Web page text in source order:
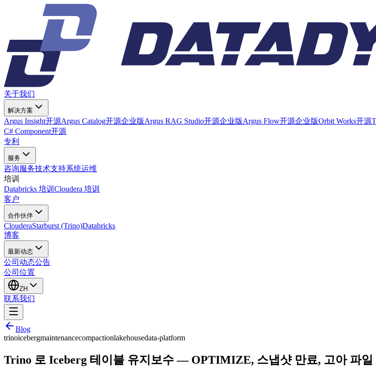
关于我们
解决方案
Argus Insight开源Argus Catalog开源企业版Argus RAG Studio开源企业版Argus Flow开源企业版Orbit Works开源
C# Component开源
专利
服务
咨询服务技术支持系统运维
培训
Databricks 培训 Cloudera 培训
客户
合作伙伴
ClouderaStarburst (Trino)Databricks
博客
最新动态
公司动态公告
公司位置
ZH
联系我们
Blog
trinoicebergmaintenancecompactionlakehousedata-platform
Trino 로 Iceberg 테이블 유지보수 — OPTIMIZE, 스냅샷 만료, 고아 파일